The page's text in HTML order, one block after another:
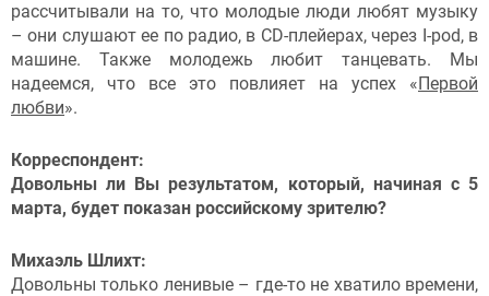
рассчитывали на то, что молодые люди любят музыку
– они слушают ее по радио, в CD-плейерах, через I-pod, в
машине. Также молодежь любит танцевать. Мы
надеемся, что все это повлияет на успех « Первой
любви».
Корреспондент:
Довольны ли Вы результатом, который, начиная с 5
марта, будет показан российскому зрителю?
Михаэль Шлихт:
Довольны только ленивые – где-то не хватило времени,